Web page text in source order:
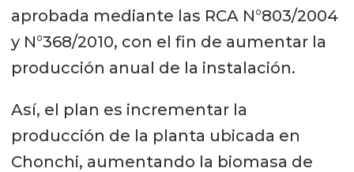
aprobada mediante las RCA N°803/2004
y N°368/2010, con el fin de aumentar la
producción anual de la instalación.
Así, el plan es incrementar la
producción de la planta ubicada en
Chonchi, aumentando la biomasa de